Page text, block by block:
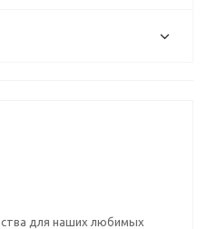
для наших любимых